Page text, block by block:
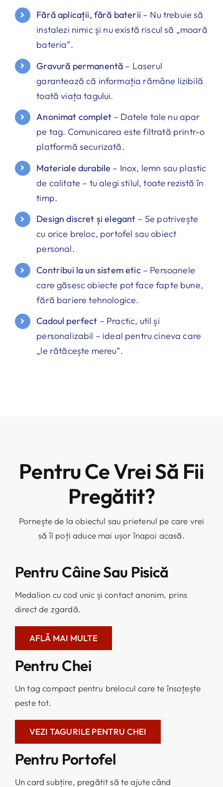
Fără aplicații, fără baterii – Nu trebuie să
instalezi nimic și nu există riscul să „moară
bateria”.
Gravură permanentă – Laserul
garantează că informația rămâne lizibilă
toată viața tagului.
Anonimat complet– Datele tale nu apar
pe tag. Comunicarea este filtrată printr-o
platformă securizată.
Materiale durabile – Inox, lemn sau plastic
de calitate – tu alegi stilul, toate rezistă în
timp.
Design discret și elegant – Se potrivește
cu orice breloc, portofel sau obiect
personal.
Contribui la un sistem etic– Persoanele
care găsesc obiecte pot face fapte bune,
fără bariere tehnologice.
Cadoul perfect – Practic, util și
personalizabil – ideal pentru cineva care
„le rătăcește mereu”.
Pentru Ce Vrei Să Fii
Pregătit?
Pornește de la obiectul sau prietenul pe care vrei
să îl poți aduce mai ușor înapoi acasă.
Pentru Câine Sau Pisică
Medalion cu cod unic și contact anonim, prins
direct de zgardă.
AFLĂ MAI MULTE
Pentru Chei
Un tag compact pentru brelocul care te însoțește
peste tot.
VEZI TAGURILE PENTRU CHEI
Pentru Portofel
Un card subțire, pregătit să te ajute când